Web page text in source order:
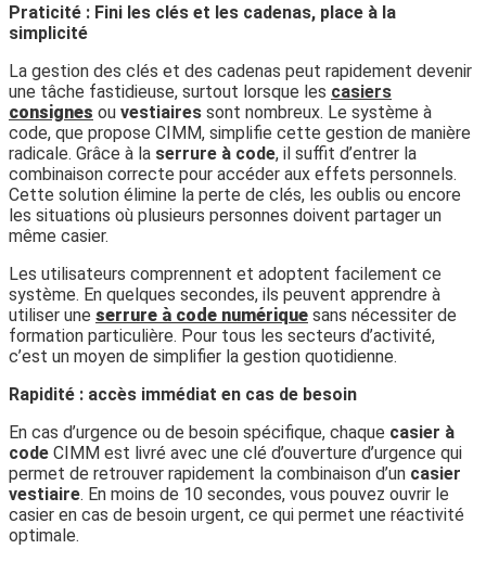
Praticité : Fini les clés et les cadenas, place à la
simplicité
La gestion des clés et des cadenas peut rapidement devenir
une tâche fastidieuse, surtout lorsque les casiers
consignes ou vestiaires sont nombreux. Le système à
code, que propose CIMM, simplifie cette gestion de manière
radicale. Grâce à la serrure à code, il suffit d’entrer la
combinaison correcte pour accéder aux effets personnels.
Cette solution élimine la perte de clés, les oublis ou encore
les situations où plusieurs personnes doivent partager un
même casier.
Les utilisateurs comprennent et adoptent facilement ce
système. En quelques secondes, ils peuvent apprendre à
utiliser une serrure à code numérique sans nécessiter de
formation particulière. Pour tous les secteurs d’activité,
c’est un moyen de simplifier la gestion quotidienne.
Rapidité : accès immédiat en cas de besoin
En cas d’urgence ou de besoin spécifique, chaque casier à
code CIMM est livré avec une clé d’ouverture d’urgence qui
permet de retrouver rapidement la combinaison d’un casier
vestiaire. En moins de 10 secondes, vous pouvez ouvrir le
casier en cas de besoin urgent, ce qui permet une réactivité
optimale.